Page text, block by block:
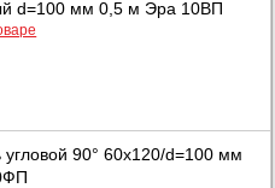
d=100 мм 0,5 м Эра 10ВП
90° 60х120/d=100 мм